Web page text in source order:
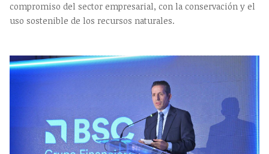
compromiso del sector empresarial, con la conservación y el
uso sostenible de los recursos naturales.